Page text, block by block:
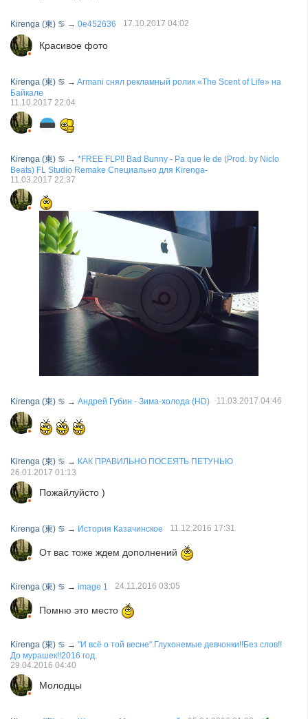
Kirenga (東) ♋ → 0e452636 17.10.2017 04:02
Красивое фото
Kirenga (東) ♋ → Armani снял рекламный ролик «The Scent of Life» на
Байкале
11.10.2017 22:04
Kirenga (東) ♋ → *FREE FLP!! Bad Bunny - Pa que le de (Prod. by Niclo
Beats) FL Studio Remake Специально для Kirenga-
11.03.2017 22:37
Kirenga (東) ♋ → Андрей Губин - Зима-холода (HD) 11.03.2017 04:46
Kirenga (東) ♋ → КАК ПРАВИЛЬНО ПОСЕЯТЬ ПЕТУНЬЮ
26.01.2017 01:13
Пожайлуйсто )
Kirenga (東) ♋ → История Казачинское 11.12.2016 17:31
От вас тоже ждем дополнений
Kirenga (東) ♋ → image 1 24.11.2016 03:05
Помню это место
Kirenga (東) ♋ → "И всё о той весне".Глухонемые девчонки!!Без слов!!
До мурашек!!2016 год.
29.04.2016 04:40
Молодцы